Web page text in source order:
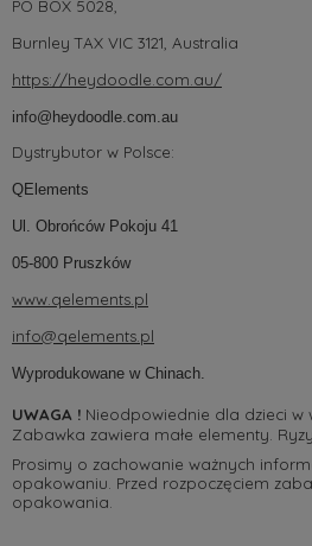
PO BOX 5028,
Burnley TAX VIC 3121, Australia
https://heydoodle.com.au/
info@heydoodle.com.au
Dystrybutor w Polsce:
QElements
Ul. Obrońców Pokoju 41
05-800 Pruszków
www.qelements.pl
info@qelements.pl
Wyprodukowane w Chinach.
UWAGA ! Nieodpowiednie dla dzieci w
Zabawka zawiera małe elementy.
Prosimy o zachowanie ważnych
opakowaniu. Przed rozpoczęciem
opakowania.